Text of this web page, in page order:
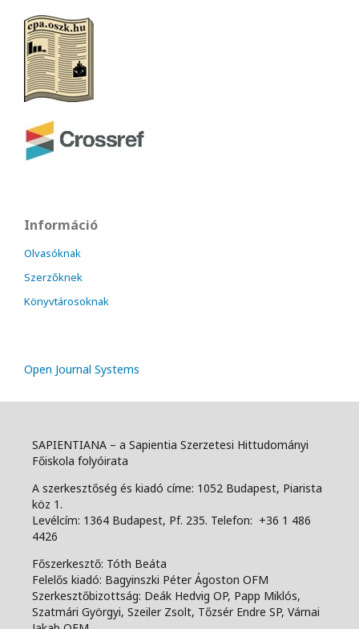
Információ
Olvasóknak
Szerzőknek
Könyvtárosoknak
Open Journal Systems
SAPIENTIANA – a Sapientia Szerzetesi Hittudományi
Főiskola folyóirata
A szerkesztőség és kiadó címe: 1052 Budapest, Piarista
köz 1.
Levélcím: 1364 Budapest, Pf. 235. Telefon: +36 1 486
4426
Főszerkesztő: Tóth Beáta
Felelős kiadó: Bagyinszki Péter Ágoston OFM
Szerkesztőbizottság: Deák Hedvig OP, Papp Miklós,
Szatmári Györgyi, Szeiler Zsolt, Tőzsér Endre SP, Várnai